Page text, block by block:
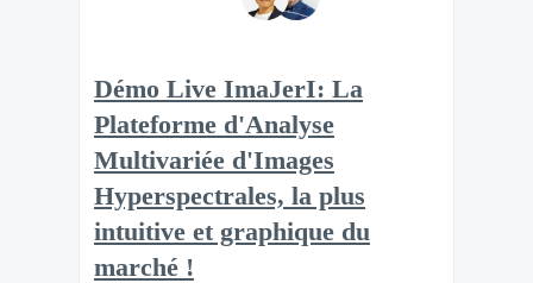
Démo Live ImaJerI: La
Plateforme d'Analyse
Multivariée d'Images
Hyperspectrales, la plus
intuitive et graphique du
marché !